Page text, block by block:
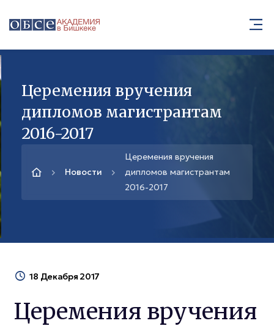
Церемения вручения
дипломов магистрантам
2016-2017
Новости
Церемения вручения
дипломов магистрантам
2016-2017
18 Декабря 2017
Церемения вручения